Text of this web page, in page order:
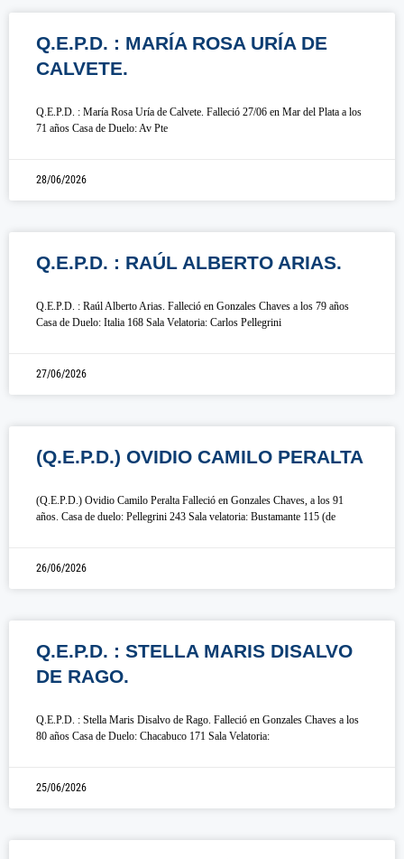
Q.E.P.D. : MARÍA ROSA URÍA DE
CALVETE.
Q.E.P.D. : María Rosa Uría de Calvete. Falleció 27/06 en Mar del Plata a los
71 años Casa de Duelo: Av Pte
28/06/2026
Q.E.P.D. : RAÚL ALBERTO ARIAS.
Q.E.P.D. : Raúl Alberto Arias. Falleció en Gonzales Chaves a los 79 años
Casa de Duelo: Italia 168 Sala Velatoria: Carlos Pellegrini
27/06/2026
(Q.E.P.D.) OVIDIO CAMILO PERALTA
(Q.E.P.D.) Ovidio Camilo Peralta Falleció en Gonzales Chaves, a los 91
años. Casa de duelo: Pellegrini 243 Sala velatoria: Bustamante 115 (de
26/06/2026
Q.E.P.D. : STELLA MARIS DISALVO
DE RAGO.
Q.E.P.D. : Stella Maris Disalvo de Rago. Falleció en Gonzales Chaves a los
80 años Casa de Duelo: Chacabuco 171 Sala Velatoria:
25/06/2026